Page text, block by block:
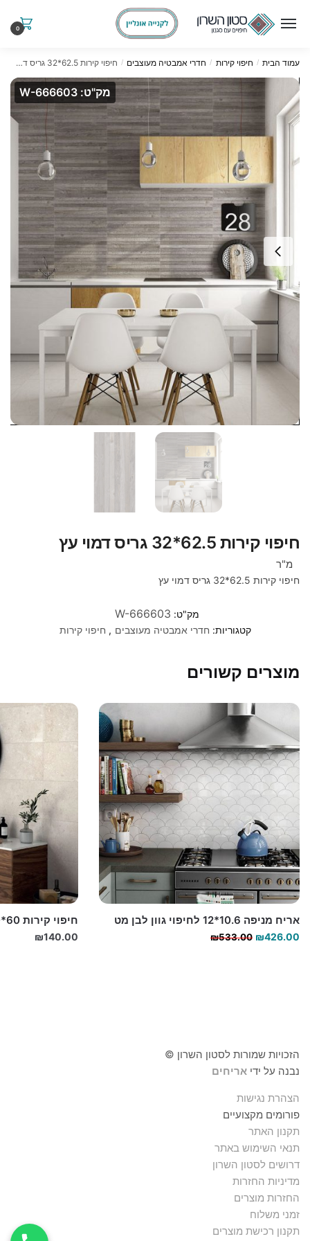
0
עמוד הבית / חיפוי קירות / חדרי אמבטיה מעוצבים / חיפוי קירות 62.5*32 גריס דמוי עץ
מק"ט: W-666603
חיפוי קירות 62.5*32 גריס דמוי עץ
מ"ר
חיפוי קירות 62.5*32 גריס דמוי עץ
מק"ט: W-666603
קטגוריות: חדרי אמבטיה מעוצבים , חיפוי קירות
מוצרים קשורים
אריח מניפה 10.6*12 לחיפוי גוון לבן מט
₪533.00 ₪426.00
חיפוי קירות 60*30 יוניק מינק
₪140.00
הזכויות שמורות לסטון השרון ©
נבנה על ידי אריחים
הצהרת נגישות
פורומים מקצועיים
תקנון האתר
תנאי השימוש באתר
דרושים לסטון השרון
מדיניות החזרות
החזרות מוצרים
זמני משלוח
תקנון רכישת מוצרים